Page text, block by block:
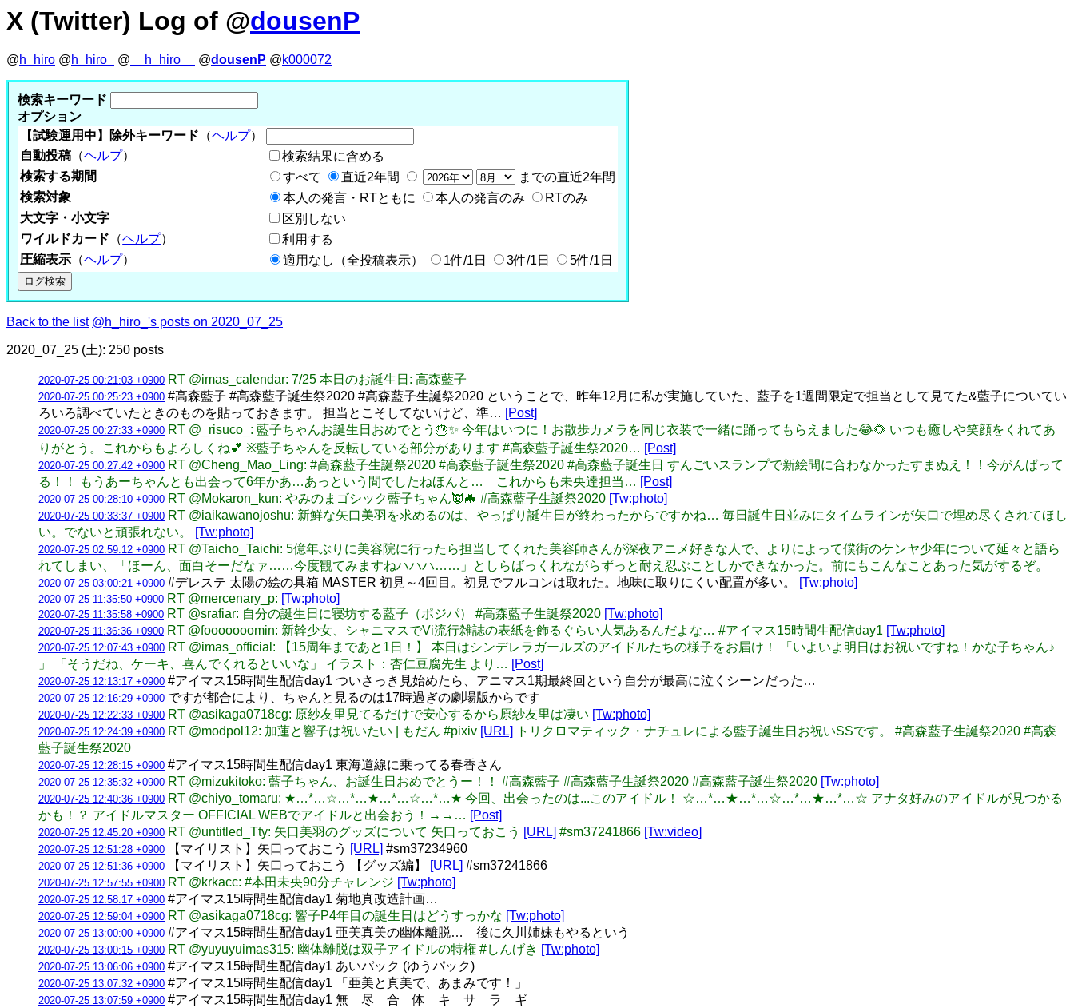
X (Twitter) Log of @dousenP
@h_hiro @h_hiro_ @ __h_hiro__ @dousenP @k000072
検索キーワード
オプション
【試験運用中】除外キーワード （ヘルプ）
自動投稿 （ヘルプ）
検索結果に含める
検索する期間
すべて 直近2年間
までの直近2年間
検索対象
本人の発言・RTともに 本人の発言のみ
RTのみ
大文字・小文字
区別しない
ワイルドカード （ヘルプ）
利用する
圧縮表示 （ヘルプ） 適用なし（全投稿表示） 1件/1日 3件/1日 5件/1日
Back to the list @h_hiro_'s posts on 2020_07_25
2020_07_25 (土): 250 posts
2020-07-25 00:21:03 +0900 RT @imas_calendar: 7/25 本日のお誕生日: 高森藍子
2020-07-25 00:25:23 +0900 #高森藍子 #高森藍子誕生祭2020 #高森藍子生誕祭2020 ということで、昨年12月に私が実施していた、藍子を1週間限定で担当として見てた&藍子についてい
ろいろ調べていたときのものを貼っておきます。 担当とこそしてないけど、準… [Post]
2020-07-25 00:27:33 +0900 RT @_risuco_: 藍子ちゃんお誕生日おめでとう🎂✨ 今年はいつに！お散歩カメラを同じ衣装で一緒に踊ってもらえました😂🌻 いつも癒しや笑顔をくれてあ
りがとう。これからもよろしくね💕 ※藍子ちゃんを反転している部分があります #高森藍子誕生祭2020… [Post]
2020-07-25 00:27:42 +0900 RT @Cheng_Mao_Ling: #高森藍子生誕祭2020 #高森藍子誕生祭2020 #高森藍子誕生日 すんごいスランプで新絵間に合わなかったすまぬえ！！今がんばって
る！！ もうあーちゃんとも出会って6年かあ…あっという間でしたねほんと… これからも未央達担当… [Post]
2020-07-25 00:28:10 +0900 RT @Mokaron_kun: やみのまゴシック藍子ちゃん👿🦇 #高森藍子生誕祭2020 [Tw:photo]
2020-07-25 00:33:37 +0900 RT @iaikawanojoshu: 新鮮な矢口美羽を求めるのは、やっぱり誕生日が終わったからですかね… 毎日誕生日並みにタイムラインが矢口で埋め尽くされてほし
い。でないと頑張れない。
[Tw:photo]
2020-07-25 02:59:12 +0900 RT @Taicho_Taichi: 5億年ぶりに美容院に行ったら担当してくれた美容師さんが深夜アニメ好きな人で、よりによって僕街のケンヤ少年について延々と語ら
れてしまい、「ほーん、面白そーだなァ……今度観てみますねハハハ……」としらばっくれながらずっと耐え忍ぶことしかできなかった。前にもこんなことあった気がするぞ。
2020-07-25 03:00:21 +0900 #デレステ 太陽の絵の具箱 MASTER 初見～4回目。初見でフルコンは取れた。地味に取りにくい配置が多い。 [Tw:photo]
2020-07-25 11:35:50 +0900 RT @mercenary_p: [Tw:photo]
2020-07-25 11:35:58 +0900 RT @srafiar: 自分の誕生日に寝坊する藍子（ポジパ） #高森藍子生誕祭2020 [Tw:photo]
2020-07-25 11:36:36 +0900 RT @fooooooomin: 新幹少女、シャニマスでVi流行雑誌の表紙を飾るぐらい人気あるんだよな… #アイマス15時間生配信day1 [Tw:photo]
2020-07-25 12:07:43 +0900 RT @imas_official: 【15周年まであと1日！】 本日はシンデレラガールズのアイドルたちの様子をお届け！ 「いよいよ明日はお祝いですね！かな子ちゃん♪
」 「そうだね、ケーキ、喜んでくれるといいな」 イラスト：杏仁豆腐先生 より… [Post]
2020-07-25 12:13:17 +0900 #アイマス15時間生配信day1 ついさっき見始めたら、アニマス1期最終回という自分が最高に泣くシーンだった…
2020-07-25 12:16:29 +0900 ですが都合により、ちゃんと見るのは17時過ぎの劇場版からです
2020-07-25 12:22:33 +0900 RT @asikaga0718cg: 原紗友里見てるだけで安心するから原紗友里は凄い [Tw:photo]
2020-07-25 12:24:39 +0900 RT @modpol12: 加蓮と響子は祝いたい | もだん #pixiv [URL]
トリクロマティック・ナチュレによる藍子誕生日お祝いSSです。 #高森藍子生誕祭2020 #高森
藍子誕生祭2020
2020-07-25 12:28:15 +0900 #アイマス15時間生配信day1 東海道線に乗ってる春香さん
2020-07-25 12:35:32 +0900 RT @mizukitoko: 藍子ちゃん、お誕生日おめでとうー！！ #高森藍子 #高森藍子生誕祭2020 #高森藍子誕生祭2020 [Tw:photo]
2020-07-25 12:40:36 +0900 RT @chiyo_tomaru: ★…*…☆…*…★…*…☆…*…★ 今回、出会ったのは...このアイドル！ ☆…*…★…*…☆…*…★…*…☆ アナタ好みのアイドルが見つかる
かも！？ アイドルマスター OFFICIAL WEBでアイドルと出会おう！→→… [Post]
2020-07-25 12:45:20 +0900 RT @untitled_Tty: 矢口美羽のグッズについて 矢口っておこう [URL] #sm37241866 [Tw:video]
2020-07-25 12:51:28 +0900 【マイリスト】矢口っておこう [URL] #sm37234960
2020-07-25 12:51:36 +0900 【マイリスト】矢口っておこう 【グッズ編】 [URL] #sm37241866
2020-07-25 12:57:55 +0900 RT @krkacc: #本田未央90分チャレンジ [Tw:photo]
2020-07-25 12:58:17 +0900 #アイマス15時間生配信day1 菊地真改造計画…
2020-07-25 12:59:04 +0900 RT @asikaga0718cg: 響子P4年目の誕生日はどうすっかな [Tw:photo]
2020-07-25 13:00:00 +0900 #アイマス15時間生配信day1 亜美真美の幽体離脱… 後に久川姉妹もやるという
2020-07-25 13:00:15 +0900 RT @yuyuyuimas315: 幽体離脱は双子アイドルの特権 #しんげき [Tw:photo]
2020-07-25 13:06:06 +0900 #アイマス15時間生配信day1 あいパック (ゆうパック)
2020-07-25 13:07:32 +0900 #アイマス15時間生配信day1 「亜美と真美で、あまみです！」
2020-07-25 13:07:59 +0900 #アイマス15時間生配信day1 無 尽 合 体 キ サ ラ ギ